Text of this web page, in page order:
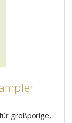
großporige,